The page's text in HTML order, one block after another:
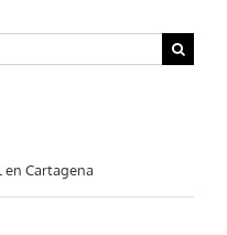
en Cartagena